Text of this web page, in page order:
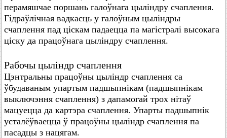
перамяшчае поршань галоўнага цыліндру счаплення.
Гідраўлічная вадкасць у галоўным цыліндры
счаплення пад ціскам падаецца па магістралі высокага
ціску да працоўнага цыліндру счаплення.
Рабочы цыліндр счаплення
Цэнтральны працоўны цыліндр счаплення са
ўбудаваным упартым падшыпнікам (падшыпнікам
выключэння счаплення) з дапамогай трох нітаў
мацуецца да картэра счаплення. Упарты падшыпнік
усталёўваецца ў працоўны цыліндр счаплення па
пасадцы з нацягам.